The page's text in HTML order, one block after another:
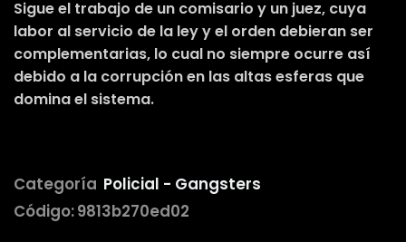
Sigue el trabajo de un comisario y un juez, cuya
labor al servicio de la ley y el orden debieran ser
complementarias, lo cual no siempre ocurre así
debido a la corrupción en las altas esferas que
domina el sistema.
Categoría Policial - Gangsters
Código:9813b270ed02